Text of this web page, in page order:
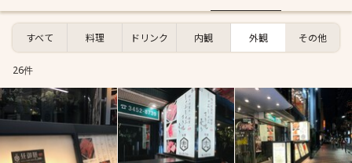
すべて 料理 ドリンク 内観 外観 その他
26件